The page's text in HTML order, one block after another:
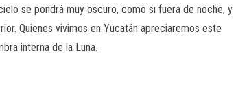
se pondrá muy oscuro, como si fuera de noche, y
Quienes vivimos en Yucatán apreciaremos este
interna de la Luna.